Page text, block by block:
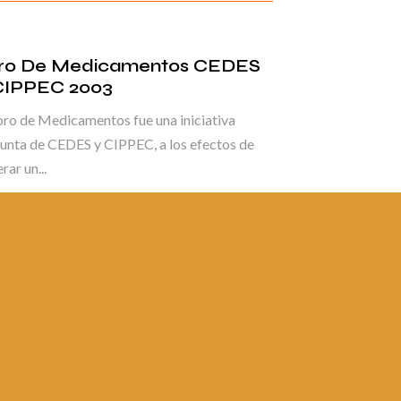
De Medicamentos CEDES
2003
de Medicamentos fue una iniciativa
de CEDES y CIPPEC, a los efectos de
un...